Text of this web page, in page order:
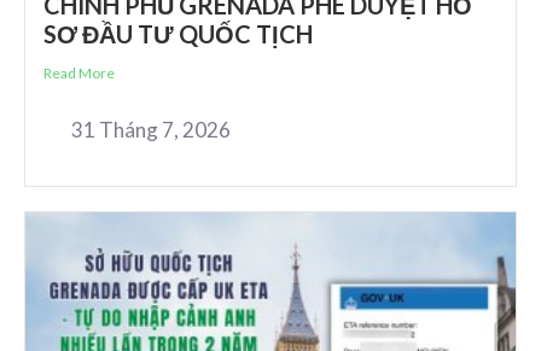
SƠ ĐẦU TƯ QUỐC TỊCH
Read More
31 Tháng 7, 2026